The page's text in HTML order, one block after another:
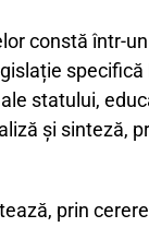
constă într-
statului,
și sinteză,
prin